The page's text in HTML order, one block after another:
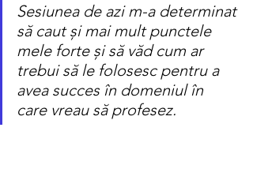
Sesiunea de azi m-a determinat
să caut și mai mult punctele
mele forte și să văd cum ar
trebui să le folosesc pentru a
avea succes în domeniul în
care vreau să profesez.